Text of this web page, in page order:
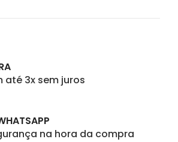
até 3x sem juros
na hora da compra